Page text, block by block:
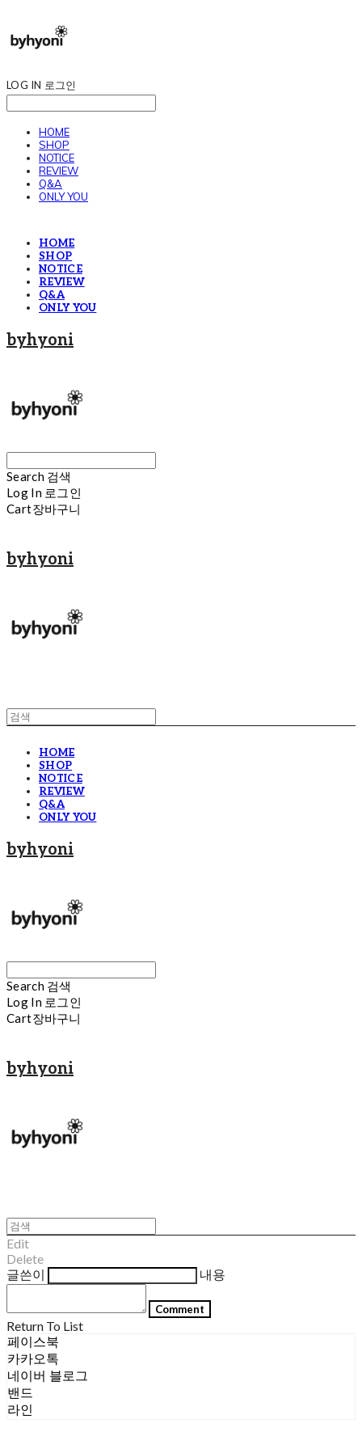
LOG IN 로그인
HOME
SHOP
NOTICE
REVIEW
Q&A
ONLY YOU
HOME
SHOP
NOTICE
REVIEW
Q&A
ONLY YOU
byhyoni
Search 검색
Log In 로그인
Cart장바구니
byhyoni
HOME
SHOP
NOTICE
REVIEW
Q&A
ONLY YOU
byhyoni
Search 검색
Log In 로그인
Cart장바구니
byhyoni
Edit
Delete
글쓴이
내용
Comment
Return To List
페이스북
카카오톡
네이버 블로그
밴드
라인